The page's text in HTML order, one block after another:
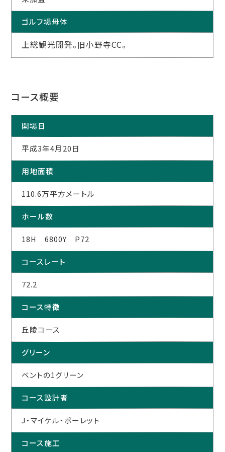
ゴルフ場母体
上総観光開発。旧小野寺CC。
コース概要
開場日
平成3年4月20日
用地面積
110.6万平方メートル
ホール数
18H 6800Y P72
コースレート
72.2
コース特徴
丘陵コース
グリーン
ベントの1グリーン
コース設計者
J・マイケル・ポーレット
コース施工